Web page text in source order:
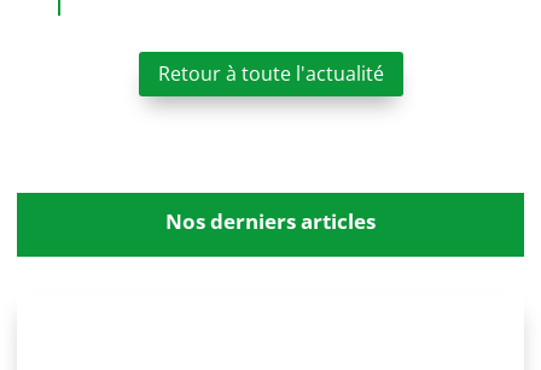
Retour à toute l'actualité
Nos derniers articles